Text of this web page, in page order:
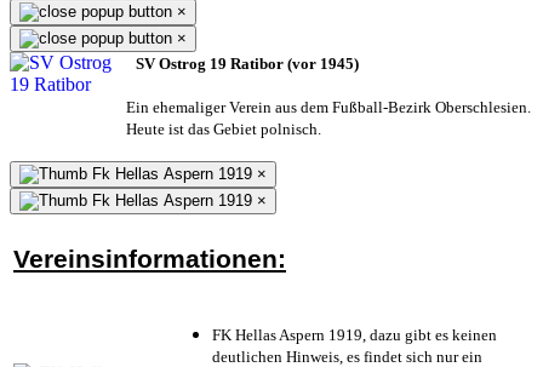
×
×
SV Ostrog 19 Ratibor (vor 1945)
Ein ehemaliger Verein aus dem Fußball-Bezirk Oberschlesien.
Heute ist das Gebiet polnisch.
×
×
Vereinsinformationen:
FK Hellas Aspern 1919, dazu gibt es keinen
deutlichen Hinweis, es findet sich nur ein